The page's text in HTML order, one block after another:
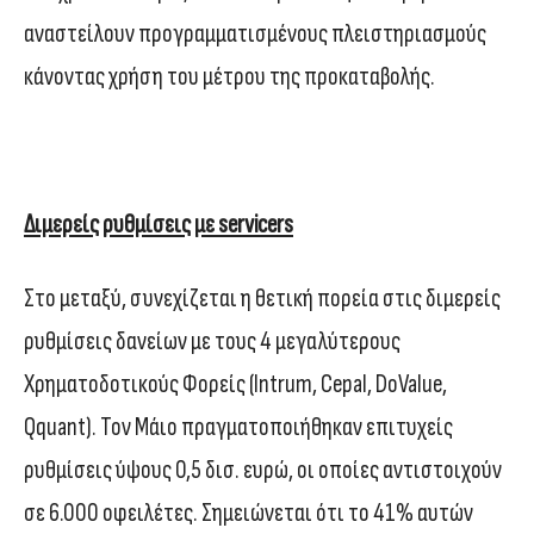
αναστείλουν προγραμματισμένους πλειστηριασμούς
κάνοντας χρήση του μέτρου της προκαταβολής.
Διμερείς ρυθμίσεις με servicers
Στο μεταξύ, συνεχίζεται η θετική πορεία στις διμερείς
ρυθμίσεις δανείων με τους 4 μεγαλύτερους
Χρηματοδοτικούς Φορείς (Intrum, Cepal, DoValue,
Qquant). Τον Μάιο πραγματοποιήθηκαν επιτυχείς
ρυθμίσεις ύψους 0,5 δισ. ευρώ, οι οποίες αντιστοιχούν
σε 6.000 οφειλέτες. Σημειώνεται ότι το 41% αυτών